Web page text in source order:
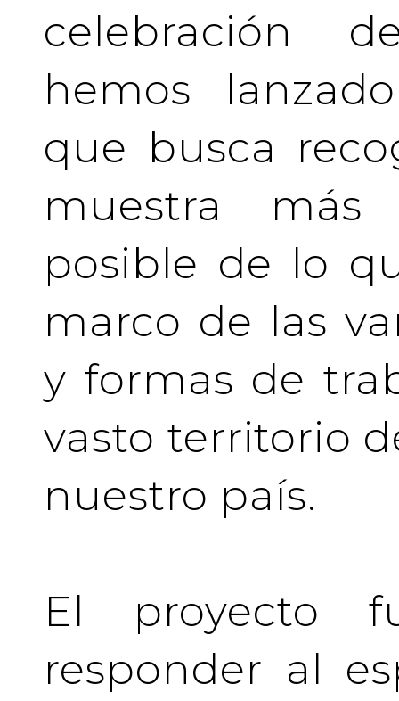
celebración
hemos
que busca
muestra
posible de lo
marco de las
y formas de
vasto territorio
nuestro país.
El proyecto
responder al